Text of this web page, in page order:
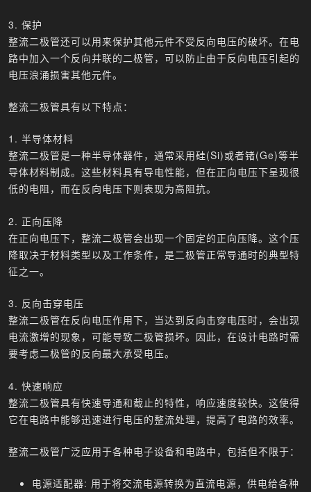
3. 保护
整流二极管还可以用来保护其他元件不受反向电压的破坏。在电
路中加入一个反向并联的二极管，可以防止由于反向电压引起的
电压浪涌损害其他元件。
整流二极管具有以下特点：
1. 半导体材料
整流二极管是一种半导体器件，通常采用硅(Si)或者锗(Ge)等半
导体材料制成。这些材料具有导电性能，但在正向电压下呈现很
低的电阻，而在反向电压下则表现为高阻抗。
2. 正向压降
在正向电压下，整流二极管会出现一个固定的正向压降。这个压
降取决于材料类型以及工作条件，是二极管正常导通时的典型特
征之一。
3. 反向击穿电压
整流二极管在反向电压作用下，当达到反向击穿电压时，会出现
电流激增的现象，可能导致二极管损坏。因此，在设计电路时需
要考虑二极管的反向最大承受电压。
4. 快速响应
整流二极管具有快速导通和截止的特性，响应速度较快。这使得
它在电路中能够迅速进行电压的整流处理，提高了电路的效率。
整流二极管广泛应用于各种电子设备和电路中，包括但不限于：
电源适配器: 用于将交流电源转换为直流电源，供电给各种